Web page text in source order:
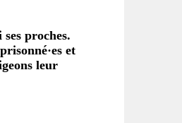
proches.
et
leur